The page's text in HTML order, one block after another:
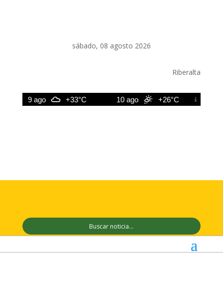
sábado, 08 agosto 2026
Riberalta
9 ago +33°C 10 ago +26°C